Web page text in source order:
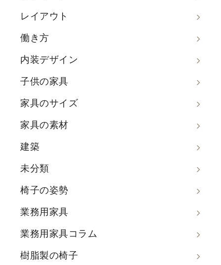
レイアウト
働き方
内装デザイン
子供の家具
家具のサイズ
家具の素材
建築
未分類
椅子の姿勢
業務用家具
業務用家具コラム
樹脂製の椅子